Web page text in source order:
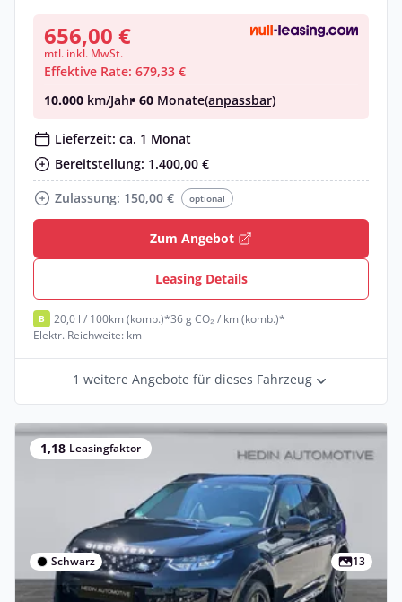
656,00 €
mtl. inkl. MwSt.
Effektive Rate: 679,33 €
10.000 km/Jahr• 60 Monate(anpassbar)
Lieferzeit: ca. 1 Monat
Bereitstellung: 1.400,00 €
Zulassung: 150,00 €
optional
Zum Angebot
Leasing Details
B 20,0 l / 100km (komb.)*36 g CO₂ / km (komb.)*
Elektr. Reichweite: km
1 weitere Angebote für dieses Fahrzeug
1,18 Leasingfaktor
Schwarz 13